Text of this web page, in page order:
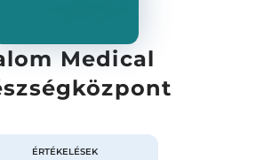
Medical
ÉRTÉKELÉSEK